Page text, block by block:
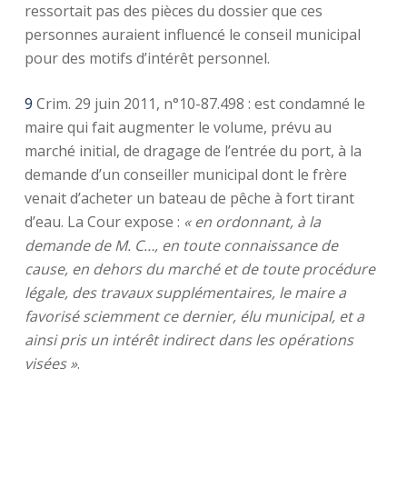
ressortait pas des pièces du dossier que ces
personnes auraient influencé le conseil municipal
pour des motifs d’intérêt personnel.
9 Crim. 29 juin 2011, n°10-87.498 : est condamné le
maire qui fait augmenter le volume, prévu au
marché initial, de dragage de l’entrée du port, à la
demande d’un conseiller municipal dont le frère
venait d’acheter un bateau de pêche à fort tirant
d’eau. La Cour expose : « en ordonnant, à la
demande de M. C…, en toute connaissance de
cause, en dehors du marché et de toute procédure
légale, des travaux supplémentaires, le maire a
favorisé sciemment ce dernier, élu municipal, et a
ainsi pris un intérêt indirect dans les opérations
visées ».